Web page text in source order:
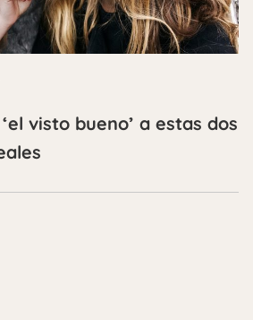
visto bueno’ a estas dos